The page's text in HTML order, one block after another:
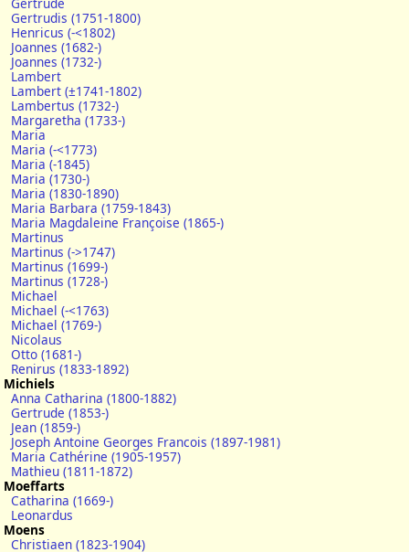
Gertrudis (1751-1800)
Henricus (-<1802)
Joannes (1682-)
Joannes (1732-)
Lambert
Lambert (±1741-1802)
Lambertus (1732-)
Margaretha (1733-)
Maria
Maria (-<1773)
Maria (-1845)
Maria (1730-)
Maria (1830-1890)
Maria Barbara (1759-1843)
Maria Magdaleine Françoise (1865-)
Martinus
Martinus (->1747)
Martinus (1699-)
Martinus (1728-)
Michael
Michael (-<1763)
Michael (1769-)
Nicolaus
Otto (1681-)
Renirus (1833-1892)
Michiels
Anna Catharina (1800-1882)
Gertrude (1853-)
Jean (1859-)
Joseph Antoine Georges Francois (1897-1981)
Maria Cathérine (1905-1957)
Mathieu (1811-1872)
Moeffarts
Catharina (1669-)
Leonardus
Moens
Christiaen (1823-1904)